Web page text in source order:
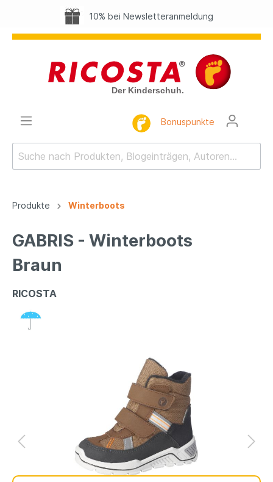
10% bei Newsletteranmeldung
Bonuspunkte
Produkte Winterboots
GABRIS - Winterboots
Braun
RICOSTA